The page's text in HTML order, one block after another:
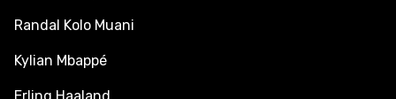
Randal Kolo Muani
Kylian Mbappé